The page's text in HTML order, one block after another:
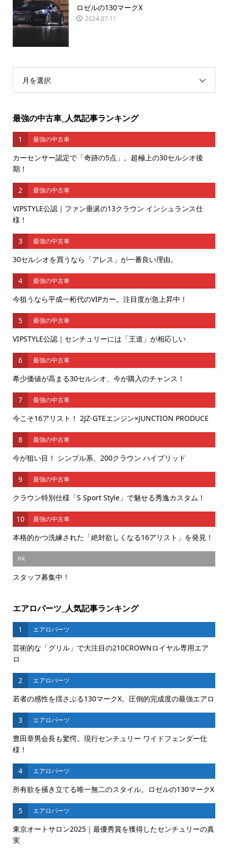
ロゼルの130マークX
2024.07.11
月を選択
最強の中古車_人気記事ランキング
1 最強の中古車
カーセンサー認定で「奇跡の5点」。超極上の30セルシオ後
期！
2 最強の中古車
VIPSTYLE公認｜ファン垂涎の13クラウン インシュランス仕
様！
3 最強の中古車
30セルシオを買うなら「アレス」が一番良い理由。
4 最強の中古車
今狙うなら平成一桁代のVIPカー。注目度が急上昇中！
5 最強の中古車
VIPSTYLE公認｜センチュリーには「王道」が相応しい
6 最強の中古車
希少価値が高まる30セルシオ、今が購入のチャンス！
7 最強の中古車
今こそ16アリスト！ 2JZ-GTEエンジン×JUNCTION PRODUCE
8 最強の中古車
今が狙い目！ シンプル系、200クラウン ハイブリッド
9 最強の中古車
クラウン特別仕様「S Sport Style」で魅せる秀逸カスタム！
10 最強の中古車
本格的かつ洗練された「絶対欲しくなる16アリスト」を発見！
PR
スタッフ募集中！
エアロパーツ_人気記事ランキング
1 エアロパーツ
芸術的な「グリル」で大注目の210CROWNロイヤル専用エア
ロ
2 エアロパーツ
若者の感性を揺さぶる130マークX。圧倒的完成度の最強エアロ
3 エアロパーツ
豊田章男会長も驚愕。現行センチュリー ワイドフェンダー仕
様！
4 エアロパーツ
所有欲を掻き立てる唯一無二のスタイル。ロゼルの130マークX
5 エアロパーツ
東京オートサロン2025｜最優秀賞を獲得したセンチュリーの真
実